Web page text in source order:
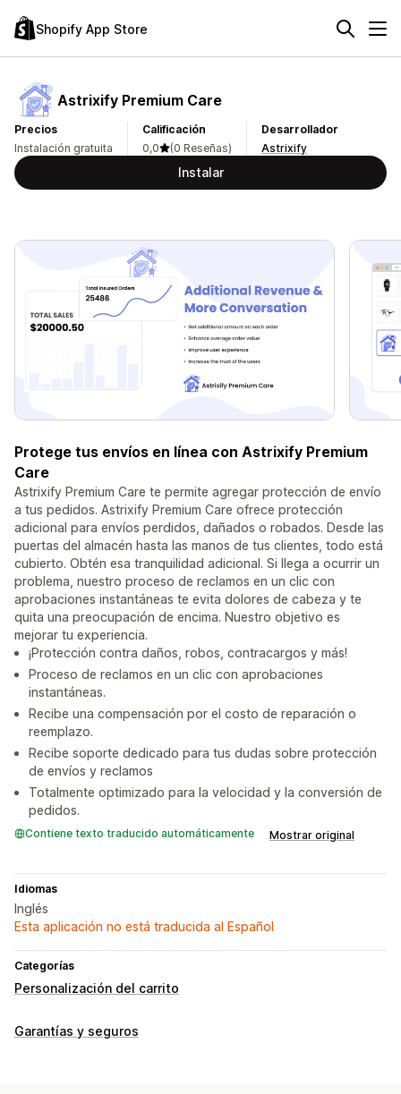
Shopify App Store
Astrixify Premium Care
Precios
Instalación gratuita
Calificación
0,0
(0 Reseñas)
Desarrollador
Astrixify
Instalar
Protege tus envíos en línea con Astrixify Premium
Care
Astrixify Premium Care te permite agregar protección de envío
a tus pedidos. Astrixify Premium Care ofrece protección
adicional para envíos perdidos, dañados o robados. Desde las
puertas del almacén hasta las manos de tus clientes, todo está
cubierto. Obtén esa tranquilidad adicional. Si llega a ocurrir un
problema, nuestro proceso de reclamos en un clic con
aprobaciones instantáneas te evita dolores de cabeza y te
quita una preocupación de encima. Nuestro objetivo es
mejorar tu experiencia.
¡Protección contra daños, robos, contracargos y más!
Proceso de reclamos en un clic con aprobaciones
instantáneas.
Recibe una compensación por el costo de reparación o
reemplazo.
Recibe soporte dedicado para tus dudas sobre protección
de envíos y reclamos
Totalmente optimizado para la velocidad y la conversión de
pedidos.
Contiene texto traducido automáticamente Mostrar original
Idiomas
Inglés
Esta aplicación no está traducida al Español
Categorías
Personalización del carrito
Garantías y seguros